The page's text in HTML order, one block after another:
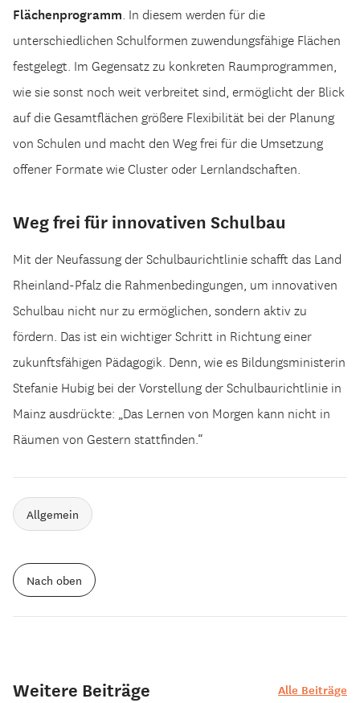
Flächenprogramm. In diesem werden für die
unterschiedlichen Schulformen zuwendungsfähige Flächen
festgelegt. Im Gegensatz zu konkreten Raumprogrammen,
wie sie sonst noch weit verbreitet sind, ermöglicht der Blick
auf die Gesamtflächen größere Flexibilität bei der Planung
von Schulen und macht den Weg frei für die Umsetzung
offener Formate wie Cluster oder Lernlandschaften.
Weg frei für innovativen Schulbau
Mit der Neufassung der Schulbaurichtlinie schafft das Land
Rheinland-Pfalz die Rahmenbedingungen, um innovativen
Schulbau nicht nur zu ermöglichen, sondern aktiv zu
fördern. Das ist ein wichtiger Schritt in Richtung einer
zukunftsfähigen Pädagogik. Denn, wie es Bildungsministerin
Stefanie Hubig bei der Vorstellung der Schulbaurichtlinie in
Mainz ausdrückte: „Das Lernen von Morgen kann nicht in
Räumen von Gestern stattfinden.“
Allgemein
Nach oben
Weitere Beiträge Alle Beiträge